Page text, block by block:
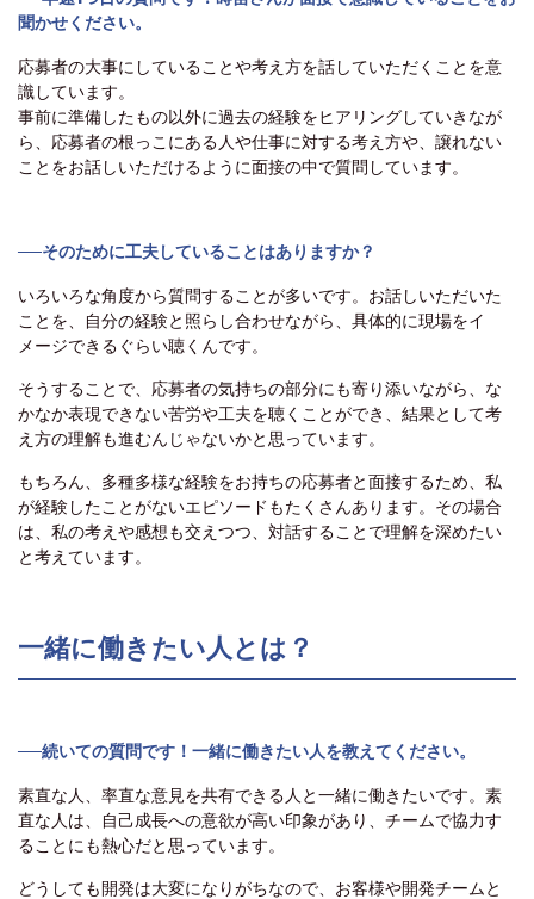
聞かせください。
応募者の大事にしていることや考え方を話していただくことを意
識しています。
事前に準備したもの以外に過去の経験をヒアリングしていきなが
ら、応募者の根っこにある人や仕事に対する考え方や、譲れない
ことをお話しいただけるように面接の中で質問しています。
──そのために工夫していることはありますか？
いろいろな角度から質問することが多いです。お話しいただいた
ことを、自分の経験と照らし合わせながら、具体的に現場をイ
メージできるぐらい聴くんです。
そうすることで、応募者の気持ちの部分にも寄り添いながら、な
かなか表現できない苦労や工夫を聴くことができ、結果として考
え方の理解も進むんじゃないかと思っています。
もちろん、多種多様な経験をお持ちの応募者と面接するため、私
が経験したことがないエピソードもたくさんあります。その場合
は、私の考えや感想も交えつつ、対話することで理解を深めたい
と考えています。
一緒に働きたい人とは？
──続いての質問です！一緒に働きたい人を教えてください。
素直な人、率直な意見を共有できる人と一緒に働きたいです。素
直な人は、自己成長への意欲が高い印象があり、チームで協力す
ることにも熱心だと思っています。
どうしても開発は大変になりがちなので、お客様や開発チームと